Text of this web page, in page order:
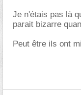
Je n'étais pas là
parait bizarre
Peut être ils ont